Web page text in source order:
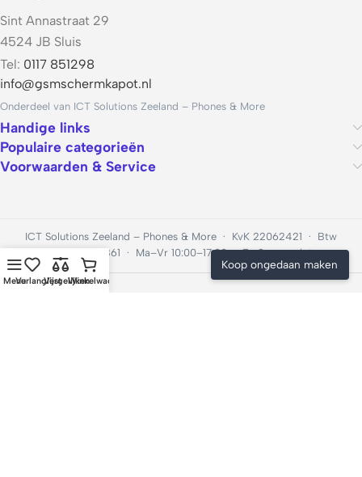
Sint Annastraat 29
4524 JB Sluis
Tel: 0117 851298
info@gsmschermkapot.nl
Onderdeel van ICT Solutions Zeeland – Phones & More
Handige links
Populaire categorieën
Voorwaarden & Service
ICT Solutions Zeeland – Phones & More · KvK 22062421 · Btw
NL001201896B61 · Ma–Vr 10:00–17:00 · Za & zo gesloten
MenuVerlanglijstVergelijkenWinkelwagen
Koop ongedaan maken